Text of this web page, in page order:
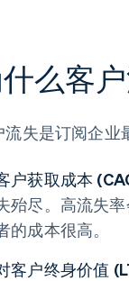
么客
流失是订阅企业
户获取成本
殆尽。高流失
的成本很高。
客户终身价值